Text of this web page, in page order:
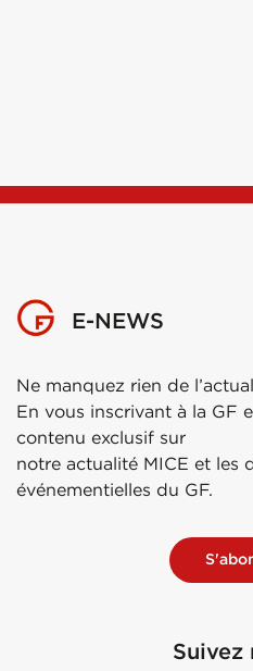
E-NEWS
Ne manquez rien de
En vous inscrivant à la GF
contenu exclusif sur
notre actualité MICE et les
événementielles du GF.
Suivez